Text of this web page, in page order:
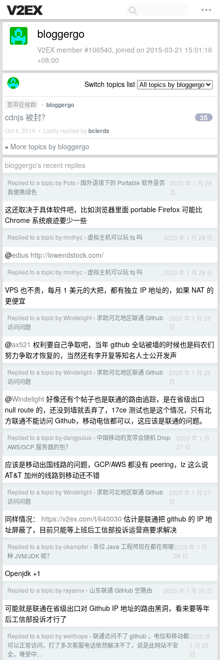
bloggergo
V2EX member #106540, joined on 2015-03-21 15:01:16
+08:00
Switch topics list
宽带症候群 • bloggergo
cdnjs 被封？
Oct 4, 2019 • Lastly replied bybclerdx
35
» More topics by bloggergo
bloggergo's recent replies
Replied to a topic by Poto › 国外语境下的 Portable 软件是否
真便携绿色
2020 年 1 月 28
日
这还取决于具体软件吧，比如浏览器里面 portable Firefox 可能比
Chrome 系统痕迹要少一些
Replied to a topic by mnihyc › 虚拟主机可以玩 fq 吗 2020 年 1 月 28 日
@edius http://lowendstock.com/
Replied to a topic by mnihyc › 虚拟主机可以玩 fq 吗 2020 年 1 月 28 日
VPS 也不贵，每月 1 美元的大把，都有独立 IP 地址的，如果 NAT 的
更便宜
Replied to a topic by Windelight › 求助河北地区联通 Github
访问问题
2020 年 1 月 28
日
@ax521 权利要自己争取吧，当年 github 全站被墙的时候也是码农们
努力争取才恢复的，当然还有李开复等知名人士公开发声
Replied to a topic by Windelight › 求助河北地区联通 Github
访问问题
2020 年 1 月 28
日
@Windelight 好像还有个帖子也是联通的路由追踪，是在省级出口
null route 的，还没到墙就丢弃了，17ce 测试也是这个情况，只有北
方联通不能访问 Github，移动电信都可以，这应该是联通的问题。
Replied to a topic by dangyuluo › 中国移动的宽带会随机 Drop
AWS/GCP 服务器的包？
2020 年 1 月
27 日
应该是移动出国线路的问题，GCP/AWS 都没有 peering，lz 这么说
AT&T 加州的线路到移动还不错
Replied to a topic by Windelight › 求助河北地区联通 Github
访问问题
2020 年 1 月 27
日
同样情况： https://v2ex.com/t/640030 估计是联通把 github 的 IP 地
址屏蔽了，目前只能等上班后工信部投诉运营商要求解决
Replied to a topic by okampfer › 各位 Java 工程师现在都在用哪
种 JVM/JDK 呢？
2020 年 1 月
26 日
Openjdk +1
Replied to a topic by raysonx › 山东联通 GitHub 空路由 2020 年 1 月 26 日
可能就是联通在省级出口对 Github IP 地址的路由黑洞，看来要等年
后工信部投诉才行了
Replied to a topic by wellhope › 联通访问不了 github ，电信和移动都
可以正常访问，打了多次客服电话依然解决不了，说是此网站不安
全，难受中...
2020 年
1 月 26
日